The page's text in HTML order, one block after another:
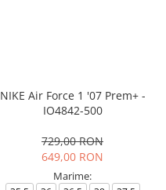
NIKE Air Force 1 '07 Prem+ -
IO4842-500
729,00 RON
649,00 RON
Marime: